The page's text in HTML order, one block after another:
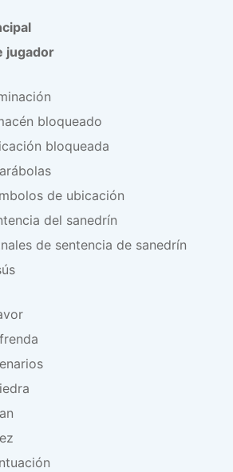
jugador
bloqueado
bloqueada
de ubicación
del sanedrín
de sentencia de sanedrín